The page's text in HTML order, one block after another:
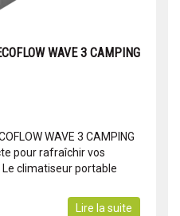
WAVE 3 CAMPING
WAVE 3 CAMPING
pour rafraîchir vos
climatiseur portable
Lire la suite